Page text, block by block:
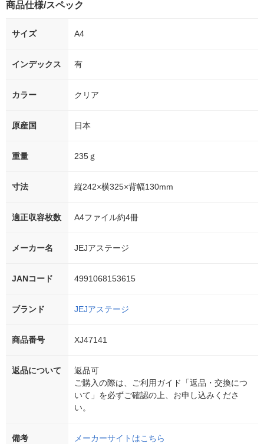
商品仕様/スペック
サイズ A4
インデックス 有
カラー クリア
原産国 日本
重量 235ｇ
寸法 縦242×横325×背幅130mm
適正収容枚数 A4ファイル約4冊
メーカー名 JEJアステージ
JANコード 4991068153615
ブランド JEJアステージ
商品番号 XJ47141
返品について
返品可
ご購入の際は、ご利用ガイド「返品・交換につ
いて」を必ずご確認の上、お申し込みくださ
い。
備考 メーカーサイトはこちら